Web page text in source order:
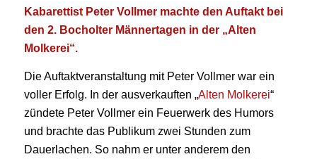
Kabarettist Peter Vollmer machte den Auftakt bei
den 2. Bocholter Männertagen in der „Alten
Molkerei“.
Die Auftaktveranstaltung mit Peter Vollmer war ein
voller Erfolg. In der ausverkauften „Alten Molkerei“
zündete Peter Vollmer ein Feuerwerk des Humors
und brachte das Publikum zwei Stunden zum
Dauerlachen. So nahm er unter anderem den